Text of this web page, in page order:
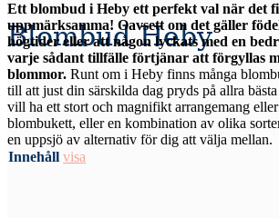
Blombud Heby
Ett blombud i Heby ett perfekt val när det
uppmärksamma! Oavsett om det gäller
högtider eller att någon lyckats med en
varje sådant tillfälle förtjänar att förgyllas
blommor.
till att just din särskilda dag pryds på allra
vill ha ett stort och magnifikt arrangemang
blombukett, eller en kombination av olika
en uppsjö av alternativ för dig att välja mellan.
Innehåll visa